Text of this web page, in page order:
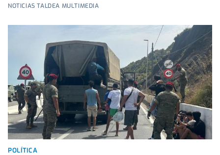
NOTICIAS TALDEA MULTIMEDIA
POLÍTICA